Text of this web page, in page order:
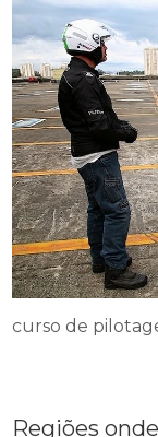
curso de
Regiões